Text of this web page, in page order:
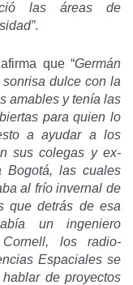
las áreas de
.
que “Germán
dulce con la
amables y tenía las
para quien lo
a ayudar a los
sus colegas y ex-
Bogotá, las cuales
al frío invernal de
que detrás de esa
un ingeniero
los radio-
Espaciales se
de proyectos